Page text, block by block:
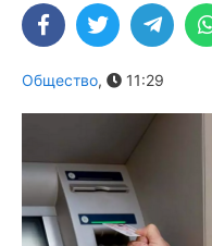
Общество, 11:29